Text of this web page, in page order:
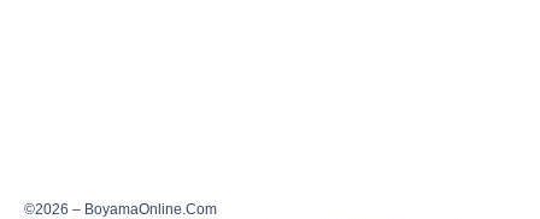
©2026 – BoyamaOnline.Com